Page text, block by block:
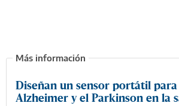
Diseñan un sensor portátil
Alzheimer y el Parkinson en la